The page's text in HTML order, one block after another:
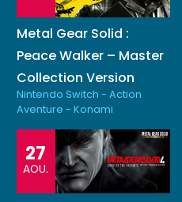
Metal Gear Solid :
Peace Walker – Master
Collection Version
Nintendo Switch - Action
Aventure - Konami
27
AOU.